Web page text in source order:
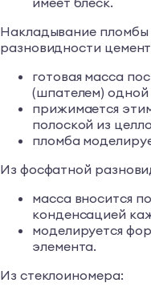
Накладывание пломбы
разновидности
готовая масса
(шпателем)
прижимается
полоской из
пломба
Из фосфатной
масса вносится
конденсацией
моделируется
элемента.
Из стеклоиномера: